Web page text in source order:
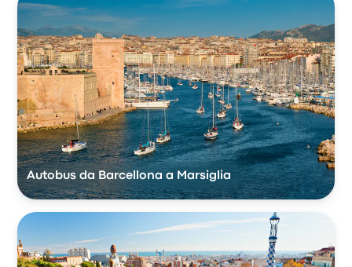
Autobus da Barcellona a Marsiglia